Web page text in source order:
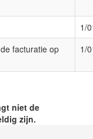
1/
facturatie op
1/
niet de
zijn.